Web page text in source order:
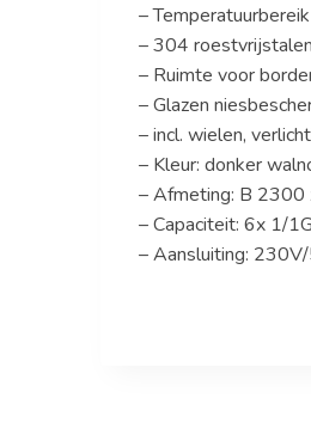
–
– 304
– Ruimte voor
– Glazen
– incl. wielen,
– Kleur: donker
– Afmeting: B
– Capaciteit: 6x 1/
– Aansluiting: